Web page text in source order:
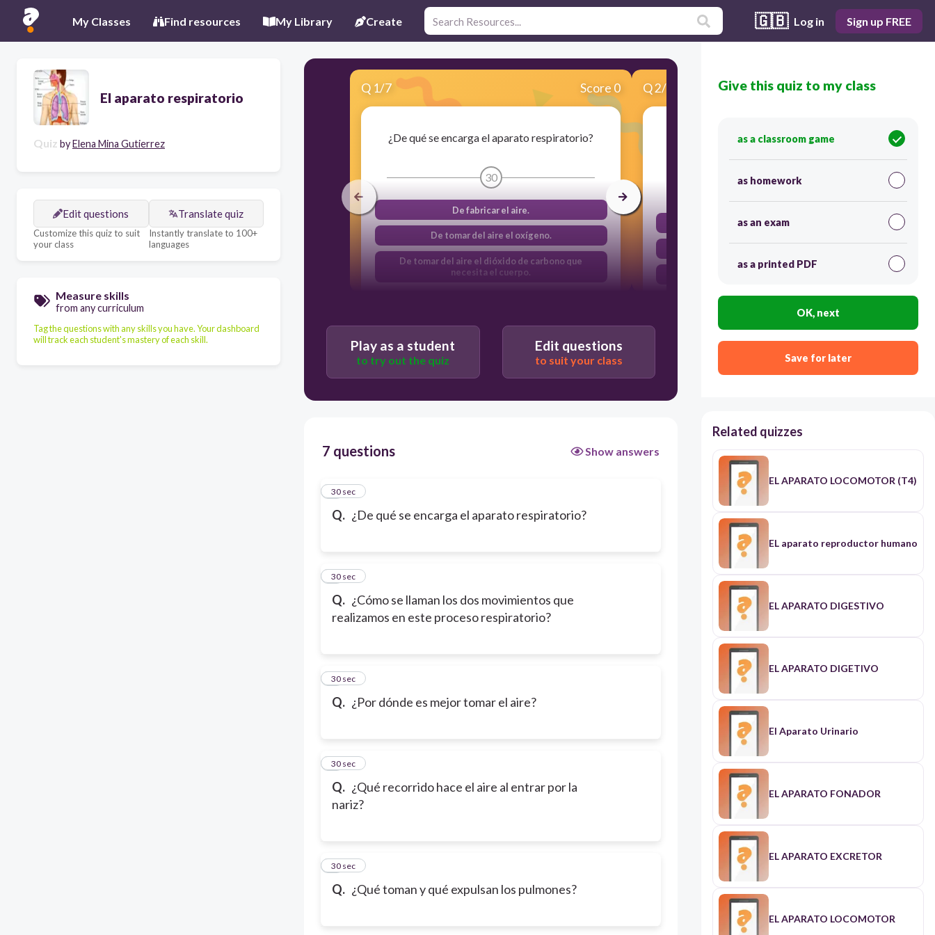
My Classes Find resources My Library Create 🇬🇧 Log in Sign up FREE
El aparato respiratorio
Quiz byElena Mina Gutierrez
Edit questions
Customize this quiz to suit
your class
Translate quiz
Instantly translate to 100+
languages
Measure skills
from any curriculum
Tag the questions with any skills you have. Your dashboard
will track each student's mastery of each skill.
Q 1/7 Score 0
¿De qué se encarga el aparato respiratorio?
30
De fabricar el aire.
De tomar del aire el oxígeno.
De tomar del aire el dióxido de carbono que
necesita el cuerpo.
Q2/7 Score 0
¿Cómo se llaman los dos movimientos que
Inspiración y espiración.
Play as a student
to try out the quiz
Edit questions
to suit your class
7 questions Show answers
Q. ¿De qué se encarga el aparato respiratorio?
1
30 sec
Q. ¿Cómo se llaman los dos movimientos que
realizamos en este proceso respiratorio?
2
30 sec
Q. ¿Por dónde es mejor tomar el aire?
3
30 sec
Q. ¿Qué recorrido hace el aire al entrar por la
nariz?
4
30 sec
Q. ¿Qué toman y qué expulsan los pulmones?
5
30 sec
Give this quiz to my class
as a classroom game
as homework
as an exam
as a printed PDF
OK, next
Save for later
Related quizzes
EL APARATO LOCOMOTOR (T4)
EL aparato reproductor humano
EL APARATO DIGESTIVO
EL APARATO DIGETIVO
El Aparato Urinario
EL APARATO FONADOR
EL APARATO EXCRETOR
EL APARATO LOCOMOTOR